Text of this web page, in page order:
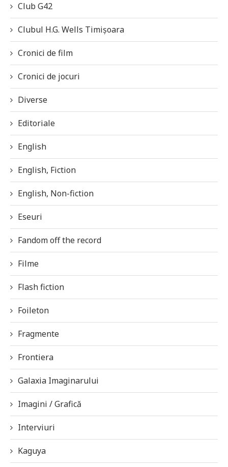
Club G42
Clubul H.G. Wells Timișoara
Cronici de film
Cronici de jocuri
Diverse
Editoriale
English
English, Fiction
English, Non-fiction
Eseuri
Fandom off the record
Filme
Flash fiction
Foileton
Fragmente
Frontiera
Galaxia Imaginarului
Imagini / Grafică
Interviuri
Kaguya